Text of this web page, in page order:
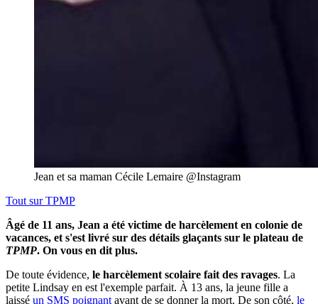
Jean et sa maman Cécile Lemaire @Instagram
Tout surTPMP
Âgé de 11 ans, Jean a été victime de harcèlement en colonie de
vacances, et s'est livré sur des détails glaçants sur le plateau de
TPMP. On vous en dit plus.
De toute évidence, le harcèlement scolaire fait des ravages. La
petite Lindsay en est l'exemple parfait. À 13 ans, la jeune fille a
laissé un SMS poignant avant de se donner la mort. De son côté, le